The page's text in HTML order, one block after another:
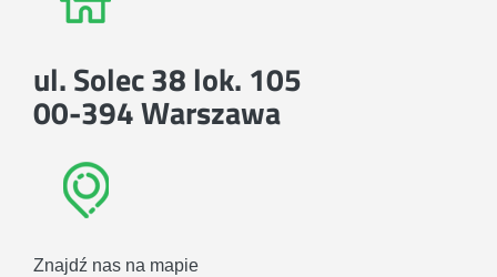
ul. Solec 38 lok. 105
00-394 Warszawa
Znajdź nas na mapie